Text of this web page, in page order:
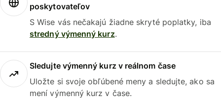
poskytovateľov
S Wise vás nečakajú žiadne skryté poplatky, iba
stredný výmenný kurz.
Sledujte výmenný kurz v reálnom čase
Uložte si svoje obľúbené meny a sledujte, ako sa
mení výmenný kurz v čase.